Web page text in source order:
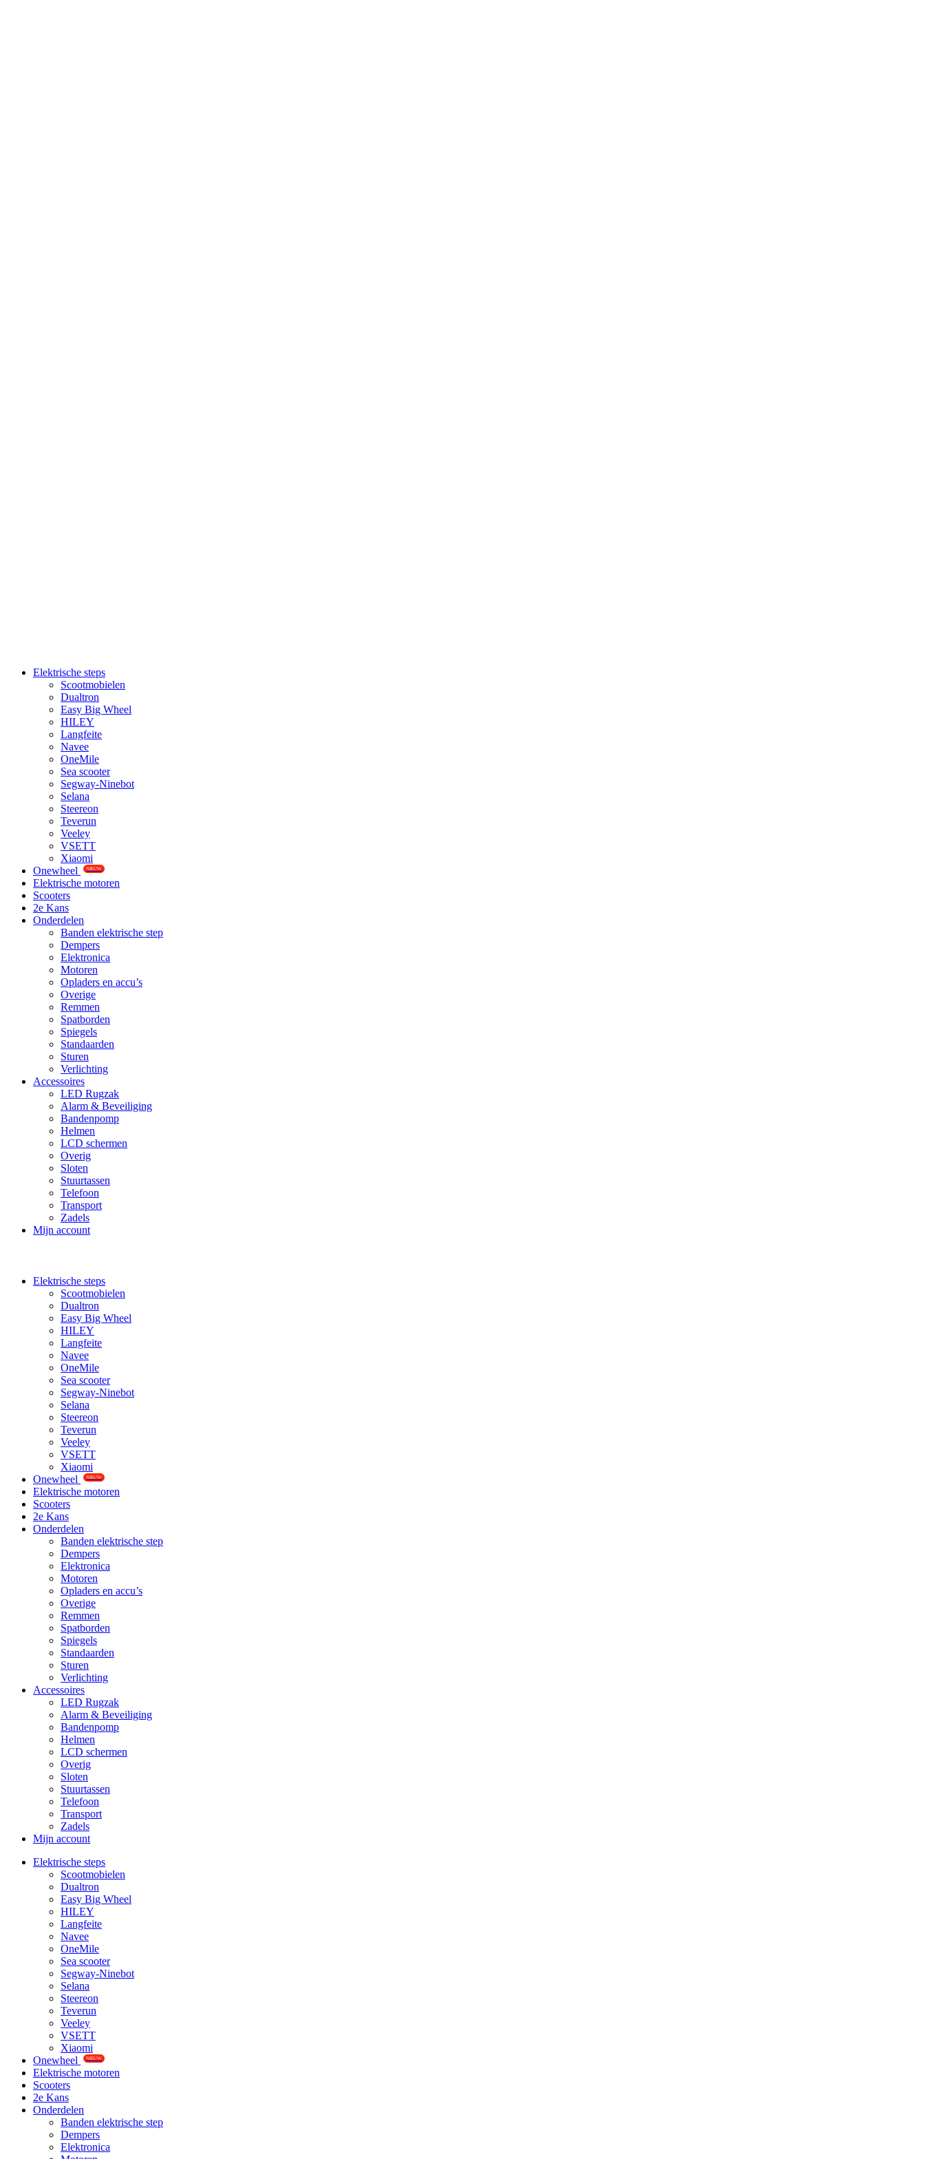
Elektrische steps
Scootmobielen
Dualtron
Easy Big Wheel
HILEY
Langfeite
Navee
OneMile
Sea scooter
Segway-Ninebot
Selana
Steereon
Teverun
Veeley
VSETT
Xiaomi
Onewheel
NIEUW
Elektrische motoren
Scooters
2e Kans
Onderdelen
Banden elektrische step
Dempers
Elektronica
Motoren
Opladers en accu’s
Overige
Remmen
Spatborden
Spiegels
Standaarden
Sturen
Verlichting
Accessoires
LED Rugzak
Alarm & Beveiliging
Bandenpomp
Helmen
LCD schermen
Overig
Sloten
Stuurtassen
Telefoon
Transport
Zadels
Mijn account
Elektrische steps
Scootmobielen
Dualtron
Easy Big Wheel
HILEY
Langfeite
Navee
OneMile
Sea scooter
Segway-Ninebot
Selana
Steereon
Teverun
Veeley
VSETT
Xiaomi
Onewheel
NIEUW
Elektrische motoren
Scooters
2e Kans
Onderdelen
Banden elektrische step
Dempers
Elektronica
Motoren
Opladers en accu’s
Overige
Remmen
Spatborden
Spiegels
Standaarden
Sturen
Verlichting
Accessoires
LED Rugzak
Alarm & Beveiliging
Bandenpomp
Helmen
LCD schermen
Overig
Sloten
Stuurtassen
Telefoon
Transport
Zadels
Mijn account
Elektrische steps
Scootmobielen
Dualtron
Easy Big Wheel
HILEY
Langfeite
Navee
OneMile
Sea scooter
Segway-Ninebot
Selana
Steereon
Teverun
Veeley
VSETT
Xiaomi
Onewheel
NIEUW
Elektrische motoren
Scooters
2e Kans
Onderdelen
Banden elektrische step
Dempers
Elektronica